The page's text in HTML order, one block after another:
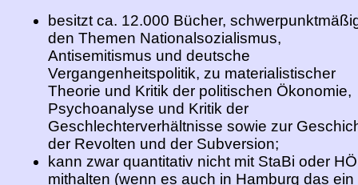
besitzt ca. 12.000 Bücher,
den Themen Nationalsozialismus,
Antisemitismus und deutsche
Vergangenheitspolitik, zu materialistischer
Theorie und Kritik der politischen Ökonomie,
Psychoanalyse und Kritik der
Geschlechterverhältnisse sowie zur
der Revolten und der Subversion;
kann zwar quantitativ nicht mit StaBi oder
mithalten (wenn es auch in Hamburg das ein